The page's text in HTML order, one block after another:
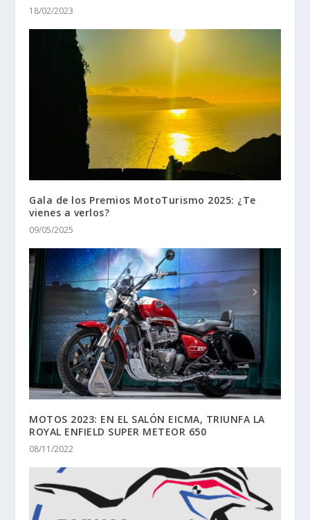
18/02/2023
Gala de los Premios MotoTurismo 2025: ¿Te
vienes a verlos?
09/05/2025
MOTOS 2023: EN EL SALÓN EICMA, TRIUNFA LA
ROYAL ENFIELD SUPER METEOR 650
08/11/2022